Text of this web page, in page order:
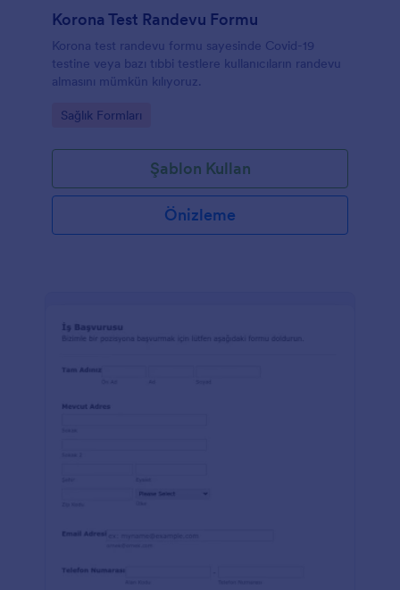
Korona Test Randevu Formu
Korona test randevu formu sayesinde Covid-19
testine veya bazı tıbbi testlere kullanıcıların randevu
almasını mümkün kılıyoruz.
Go to Category:
Sağlık Formları
Şablon Kullan
Önizleme